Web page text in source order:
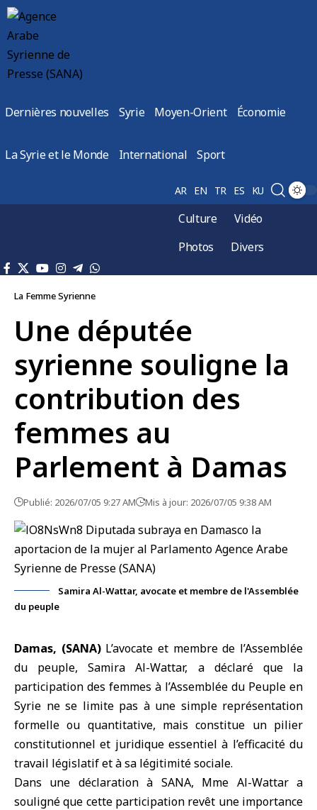
Dernières nouvelles Syrie Moyen-Orient Économie
La Syrie et le Monde International Sport
AR EN TR ES KU
Culture
Vidéo
Photos
Divers
La Femme Syrienne
Une députée
syrienne souligne la
contribution des
femmes au
Parlement à Damas
Publié: 2026/07/05 9:27 AM Mis à jour: 2026/07/05 9:38 AM
Samira Al-Wattar, avocate et membre de l'Assemblée
du peuple
Damas, (SANA)L’avocate et membre de l’Assemblée
du peuple, Samira Al-Wattar, a déclaré que la
participation des femmes à l’Assemblée du Peuple en
Syrie ne se limite pas à une simple représentation
formelle ou quantitative, mais constitue un pilier
constitutionnel et juridique essentiel à l’efficacité du
travail législatif et à sa légitimité sociale.
Dans une déclaration à SANA, Mme Al-Wattar a
souligné que cette participation revêt une importance